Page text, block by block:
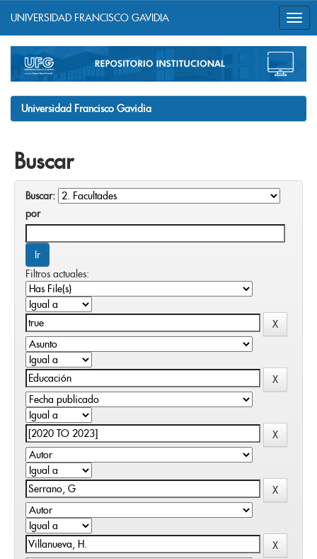
navigation
UNIVERSIDAD FRANCISCO GAVIDIA
Universidad Francisco Gavidia
Buscar
Buscar:
por
Filtros actuales: